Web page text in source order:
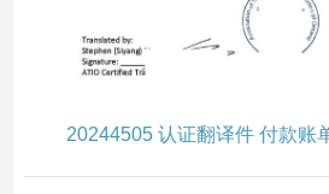
20244505 认证翻译件 付款账